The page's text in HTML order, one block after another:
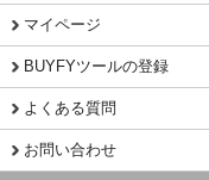
マイページ
BUYFYツールの登録
よくある質問
お問い合わせ